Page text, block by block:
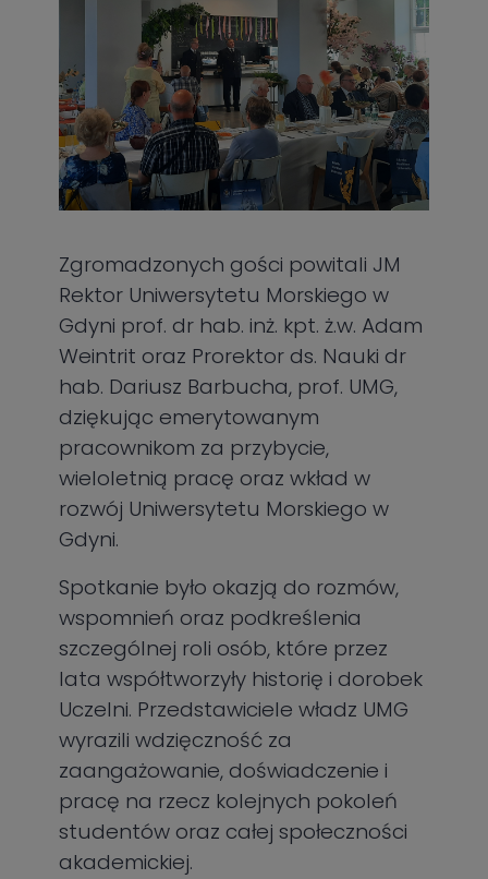
Zgromadzonych gości powitali JM
Rektor Uniwersytetu Morskiego w
Gdyni prof. dr hab. inż. kpt. ż.w. Adam
Weintrit oraz Prorektor ds. Nauki dr
hab. Dariusz Barbucha, prof. UMG,
dziękując emerytowanym
pracownikom za przybycie,
wieloletnią pracę oraz wkład w
rozwój Uniwersytetu Morskiego w
Gdyni.
Spotkanie było okazją do rozmów,
wspomnień oraz podkreślenia
szczególnej roli osób, które przez
lata współtworzyły historię i dorobek
Uczelni. Przedstawiciele władz UMG
wyrazili wdzięczność za
zaangażowanie, doświadczenie i
pracę na rzecz kolejnych pokoleń
studentów oraz całej społeczności
akademickiej.